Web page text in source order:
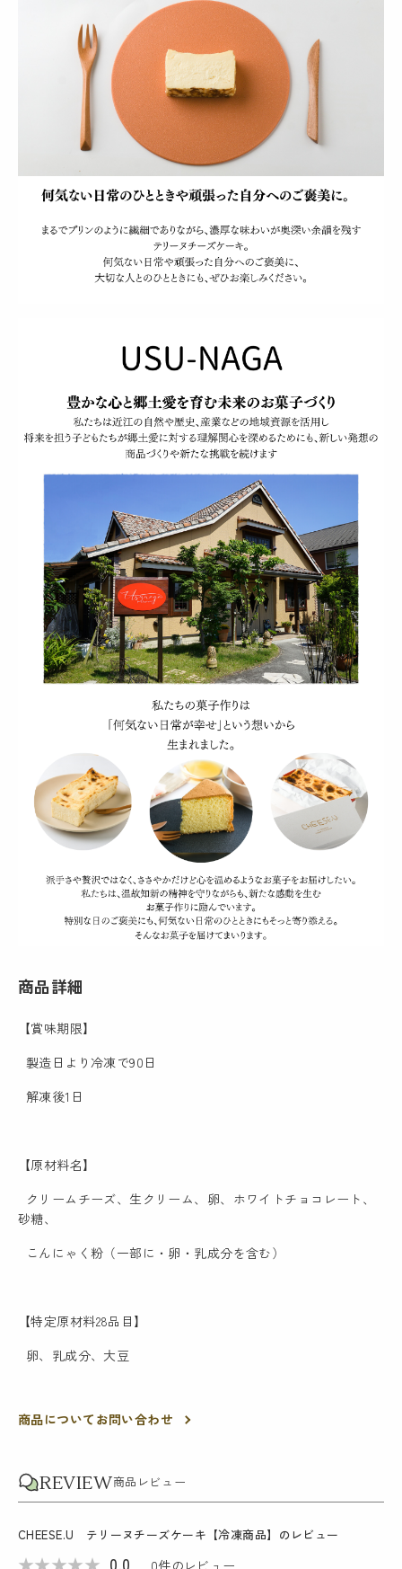
商品詳細
【賞味期限】
製造日より冷凍で90日
解凍後1日
【原材料名】
クリームチーズ、生クリーム、卵、ホワイトチョコレート、
砂糖、
こんにゃく粉（一部に・卵・乳成分を含む）
【特定原材料28品目】
卵、乳成分、大豆
商品についてお問い合わせ
REVIEW商品レビュー
CHEESE.U テリーヌチーズケーキ【冷凍商品】 のレビュー
★★★★★ 0.0 0件のレビュー